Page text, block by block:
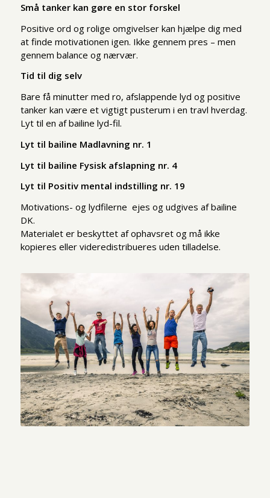
Små tanker kan gøre en stor forskel
Positive ord og rolige omgivelser kan hjælpe dig med
at finde motivationen igen. Ikke gennem pres – men
gennem balance og nærvær.
Tid til dig selv
Bare få minutter med ro, afslappende lyd og positive
tanker kan være et vigtigt pusterum i en travl hverdag.
Lyt til en af bailine lyd-fil.
Lyt til bailine Madlavning nr. 1
Lyt til bailine Fysisk afslapning nr. 4
Lyt til Positiv mental indstilling nr. 19
Motivations- og lydfilerne ejes og udgives af bailine
DK.
Materialet er beskyttet af ophavsret og må ikke
kopieres eller videredistribueres uden tilladelse.